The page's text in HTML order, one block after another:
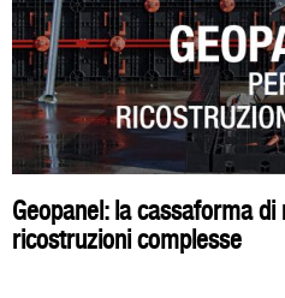
Geopanel: la cassaforma
ricostruzioni complesse